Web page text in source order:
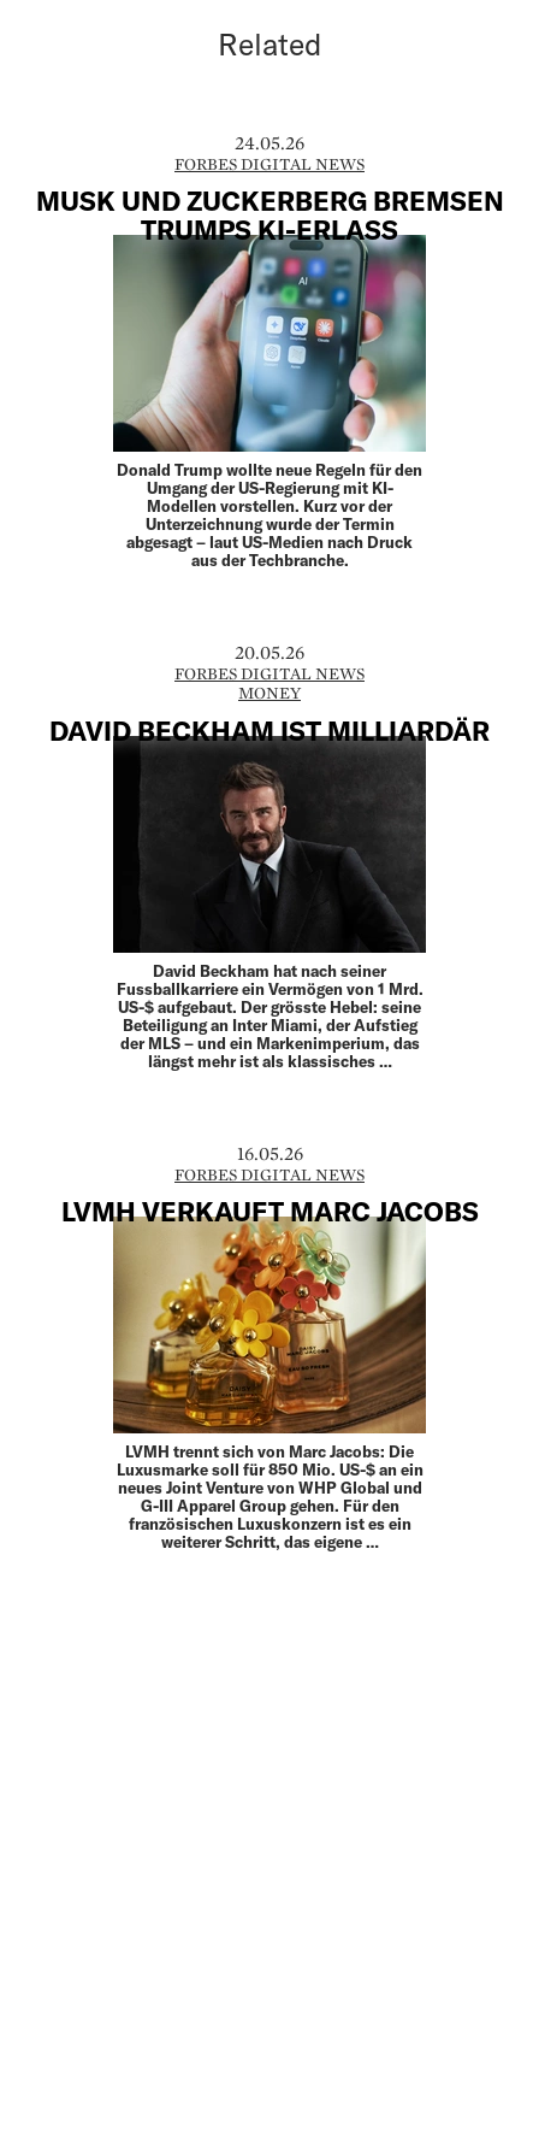
Related
24.05.26
FORBES DIGITAL NEWS
MUSK UND ZUCKERBERG BREMSEN
TRUMPS KI-ERLASS
Donald Trump wollte neue Regeln für den
Umgang der US-Regierung mit KI-
Modellen vorstellen. Kurz vor der
Unterzeichnung wurde der Termin
abgesagt – laut US-Medien nach Druck
aus der Techbranche.
20.05.26
FORBES DIGITAL NEWS
MONEY
DAVID BECKHAM IST MILLIARDÄR
David Beckham hat nach seiner
Fussballkarriere ein Vermögen von 1 Mrd.
US-$ aufgebaut. Der grösste Hebel: seine
Beteiligung an Inter Miami, der Aufstieg
der MLS – und ein Markenimperium, das
längst mehr ist als klassisches …
16.05.26
FORBES DIGITAL NEWS
LVMH VERKAUFT MARC JACOBS
LVMH trennt sich von Marc Jacobs: Die
Luxusmarke soll für 850 Mio. US-$ an ein
neues Joint Venture von WHP Global und
G-III Apparel Group gehen. Für den
französischen Luxuskonzern ist es ein
weiterer Schritt, das eigene …